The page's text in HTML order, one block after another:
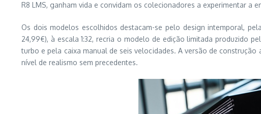
R8 LMS, ganham vida e convidam os colecionadores a experimentar a
Os dois modelos escolhidos destacam-se pelo design intemporal,
24,99€), à escala 1:32, recria o modelo de edição limitada produzido
turbo e pela caixa manual de seis velocidades. A versão de
nível de realismo sem precedentes.